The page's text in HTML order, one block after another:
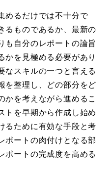
めるだけでは不十分で
るものであるか、最新の
も自分のレポートの論旨
かを見極める必要があり
なスキルの一つと言える
を整理し、どの部分をど
かを考えながら進めるこ
トを早期から作成し始め
るために有効な手段と考
ポートの肉付けとなる部
ポートの完成度を高める